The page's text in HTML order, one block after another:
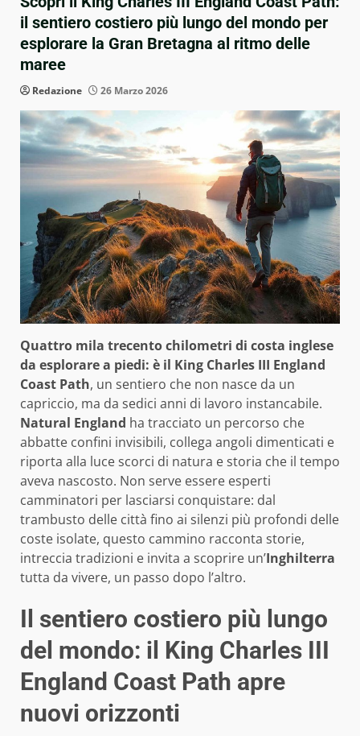
il sentiero costiero più lungo del mondo per
esplorare la Gran Bretagna al ritmo delle
maree
Redazione 26 Marzo 2026
Quattro mila trecento chilometri di costa inglese
da esplorare a piedi: è il King Charles III England
Coast Path, un sentiero che non nasce da un
capriccio, ma da sedici anni di lavoro instancabile.
Natural England ha tracciato un percorso che
abbatte confini invisibili, collega angoli dimenticati e
riporta alla luce scorci di natura e storia che il tempo
aveva nascosto. Non serve essere esperti
camminatori per lasciarsi conquistare: dal
trambusto delle città fino ai silenzi più profondi delle
coste isolate, questo cammino racconta storie,
intreccia tradizioni e invita a scoprire un’Inghilterra
tutta da vivere, un passo dopo l’altro.
Il sentiero costiero più lungo
del mondo: il King Charles III
England Coast Path apre
nuovi orizzonti